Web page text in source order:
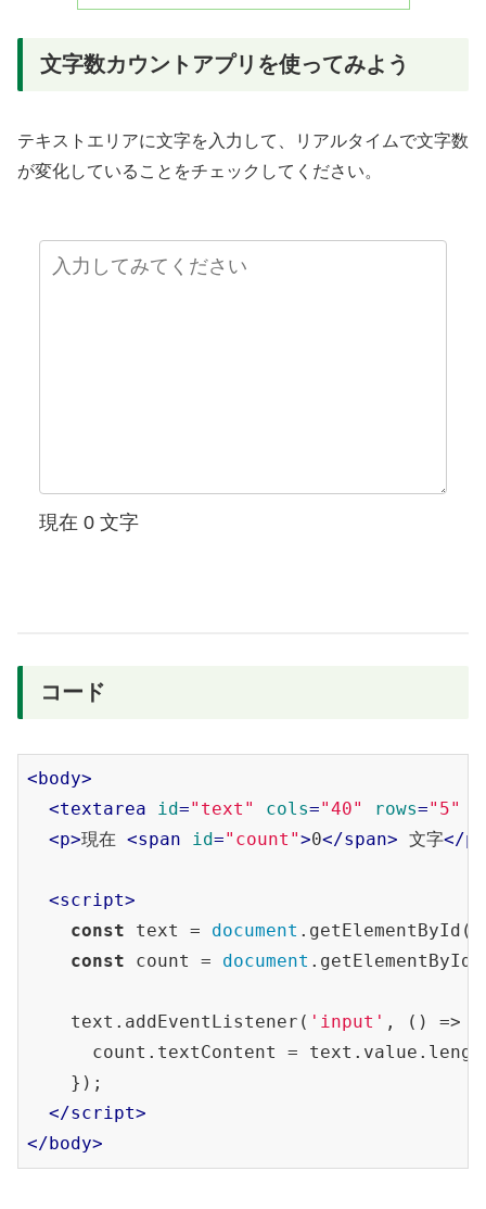
文字数カウントアプリを使ってみよう
テキストエリアに文字を入力して、リアルタイムで文字数
が変化していることをチェックしてください。
現在 0 文字
コード
< body>
<textarea id="text" cols="40" rows="5"
<p>現在 <span id="count">0</span> 文字</p
<script>
const text = document .getElementById(
const count = document .getElementById(
    text.addEventListener(
'input' , () => {
count.textContent =
    });
</script>
</ body>